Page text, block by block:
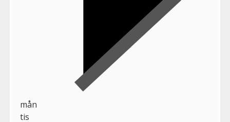
mån
tis